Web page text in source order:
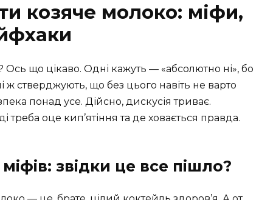
козяче молоко: міфи,
що цікаво. Одні кажуть — «абсолютно ні», бо
ж стверджують, що без цього навіть не варто
понад усе. Дійсно, дискусія триває.
оце кип’ятіння та де ховається правда.
звідки це все пішло?